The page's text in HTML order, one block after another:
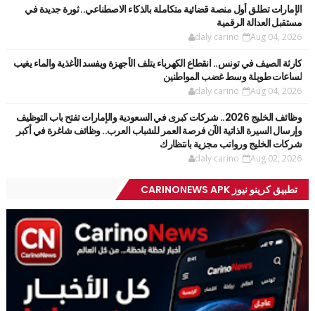
الإمارات تطلق أول منصة قضائية متكاملة بالذكاء الاصطناعي.. ثورة جديدة في
مستقبل العدالة الرقمية
daly carino Aug 04, 2026
كارثة الصيف في تونس.. انقطاع الكهرباء يتلف الأجهزة ويفسد الأغذية والماء يغيب
لساعات طويلة وسط غضب المواطنين
daly carino Aug 04, 2026
وظائف الخليج 2026.. شركات كبرى في السعودية والإمارات تفتح باب التوظيف
وإرسال السيرة الذاتية الآن فرصة العمر للشباب العرب.. وظائف شاغرة في أكبر
شركات الخليج ورواتب مجزية بانتظارك
daly carino Aug 02, 2026
تطبيق كرينو نيوز CARINONEWS APK